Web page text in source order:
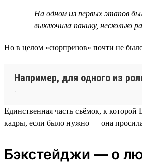
На одном из первых этапов
выключила панику, несколько
Но в целом «сюрпризов» почти не
Например, для одного из
.
Единственная часть съёмок, к
кадры, если было нужно — она просила
Бэкстейджи — о